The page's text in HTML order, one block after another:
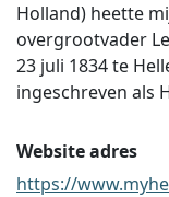
Holland) heette
overgrootvader
23 juli 1834 te
ingeschreven als
Website adres
https://